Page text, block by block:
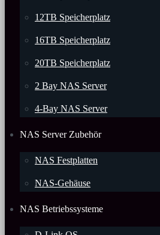
12TB Speicherplatz
16TB Speicherplatz
20TB Speicherplatz
2 Bay NAS Server
4-Bay NAS Server
NAS Server Zubehör
NAS Festplatten
NAS-Gehäuse
NAS Betriebssysteme